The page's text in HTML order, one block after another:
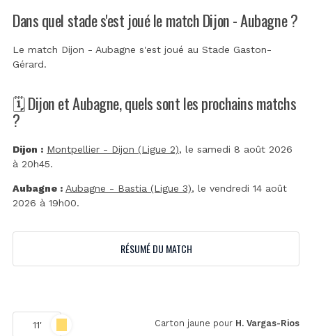
Dans quel stade s'est joué le match Dijon - Aubagne ?
Le match Dijon - Aubagne s'est joué au Stade Gaston-
Gérard.
🗓️ Dijon et Aubagne, quels sont les prochains matchs
?
Dijon : Montpellier - Dijon (Ligue 2), le samedi 8 août 2026
à 20h45.
Aubagne : Aubagne - Bastia (Ligue 3), le vendredi 14 août
2026 à 19h00.
RÉSUMÉ DU MATCH
11' Carton jaune pour H. Vargas-Rios